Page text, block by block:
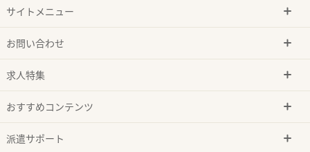
サイトメニュー
お問い合わせ
求人特集
おすすめコンテンツ
派遣サポート